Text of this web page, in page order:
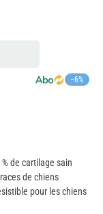
−6%
de cartilage sain
de chiens
pour les chiens